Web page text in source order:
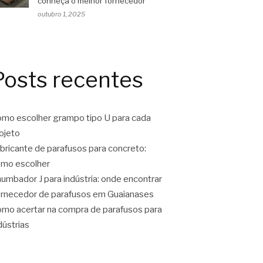
outubro 1, 2025
recentes
escolher grampo tipo U para cada
de parafusos para concreto:
escolher
J para indústria: onde encontrar
de parafusos em Guaianases
acertar na compra de parafusos para